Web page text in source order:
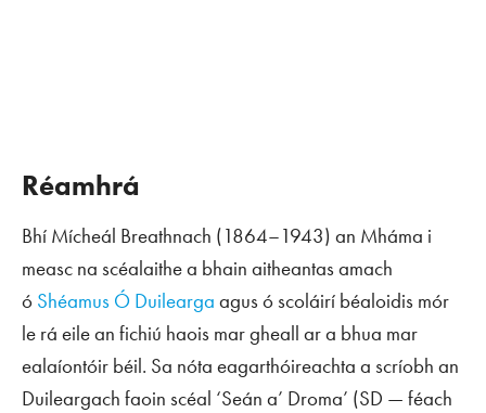
Réamhrá
Bhí Mícheál Breathnach (1864–1943) an Mháma i
measc na scéalaithe a bhain aitheantas amach
ó Shéamus Ó Duilearga agus ó scoláirí béaloidis mór
le rá eile an fichiú haois mar gheall ar a bhua mar
ealaíontóir béil. Sa nóta eagarthóireachta a scríobh an
Duileargach faoin scéal ‘Seán a’ Droma’ (SD — féach